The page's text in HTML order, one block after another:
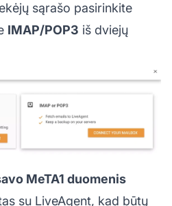
sąrašo pasirinkite
IMAP/POP3 iš dviejų
MeTA1 duomenis
su LiveAgent, kad būtų